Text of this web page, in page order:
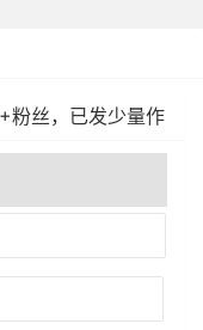
粉丝，已发少量作